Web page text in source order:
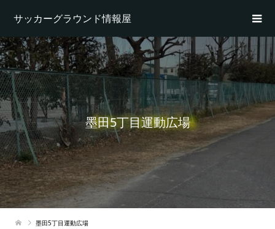
サッカーグラウンド情報屋
墨田5丁目運動広場
墨田5丁目運動広場